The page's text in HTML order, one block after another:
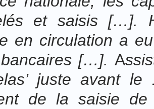
et saisis […].
en circulation a
[…]. A
juste avant
de la saisie